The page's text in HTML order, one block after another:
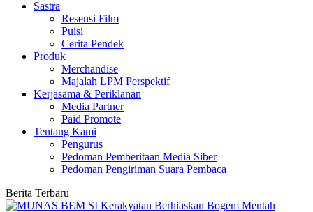
Sastra
Resensi Film
Puisi
Cerita Pendek
Produk
Merchandise
Majalah LPM Perspektif
Kerjasama & Periklanan
Media Partner
Paid Promote
Tentang Kami
Pengurus
Pedoman Pemberitaan Media Siber
Pedoman Pengiriman Suara Pembaca
Berita Terbaru